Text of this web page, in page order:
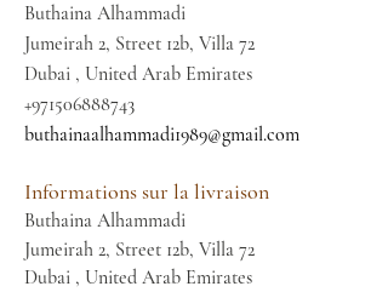
Buthaina Alhammadi
Jumeirah 2, Street 12b, Villa 72
Dubai , United Arab Emirates
+971506888743
buthainaalhammadi1989@gmail.com
Informations sur la livraison
Buthaina Alhammadi
Jumeirah 2, Street 12b, Villa 72
Dubai , United Arab Emirates